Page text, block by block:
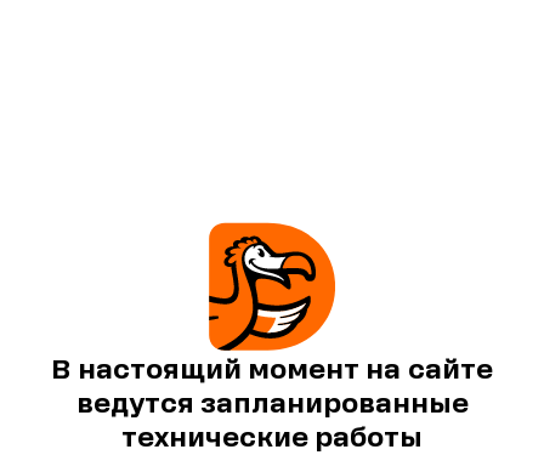
В настоящий момент на сайте
ведутся запланированные
технические работы